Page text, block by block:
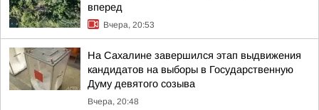
вперед
Вчера, 20:53
На Сахалине завершился этап выдвижения
кандидатов на выборы в Государственную
Думу девятого созыва
Вчера, 20:48